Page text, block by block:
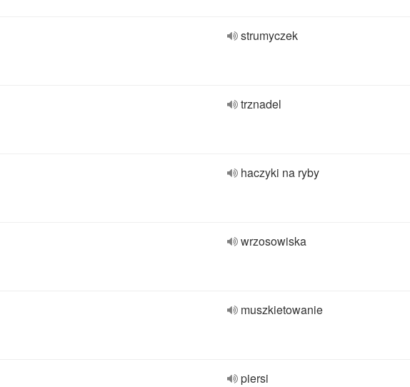
strumyczek
trznadel
haczyki na ryby
wrzosowiska
muszkietowanie
piersi